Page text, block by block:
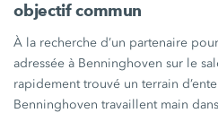
objectif commun
À la recherche d’un partenaire
adressée à Benninghoven sur le
rapidement trouvé un terrain
Benninghoven travaillent main